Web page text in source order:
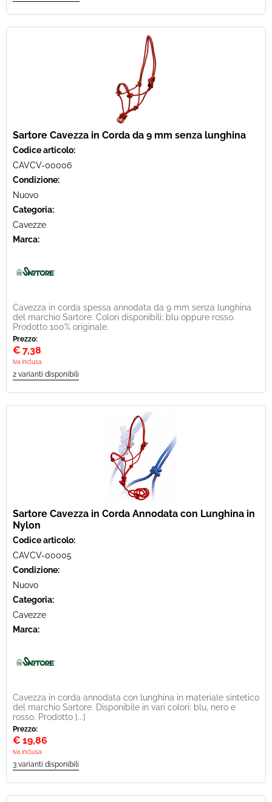
Sartore Cavezza in Corda da 9 mm senza lunghina
Codice articolo:
CAVCV-00006
Condizione:
Nuovo
Categoria:
Cavezze
Marca:
Cavezza in corda spessa annodata da 9 mm senza lunghina
del marchio Sartore. Colori disponibili: blu oppure rosso.
Prodotto 100% originale.
Prezzo:
€ 7,38
Iva inclusa
Sartore Cavezza in Corda Annodata con Lunghina in
Nylon
Codice articolo:
CAVCV-00005
Condizione:
Nuovo
Categoria:
Cavezze
Marca:
Cavezza in corda annodata con lunghina in materiale sintetico
del marchio Sartore. Disponibile in vari colori: blu, nero e
rosso. Prodotto [...]
Prezzo:
€ 19,86
Iva inclusa